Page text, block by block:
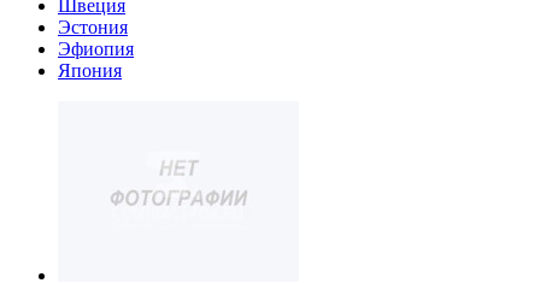
Швеция
Эстония
Эфиопия
Япония